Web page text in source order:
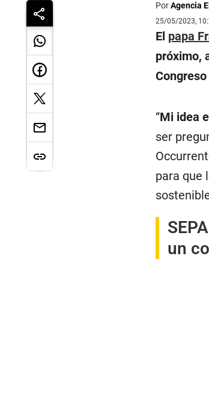
PorAgencia
25/05/2023,
El papa
próximo,
“Mi idea
ser
para que
un